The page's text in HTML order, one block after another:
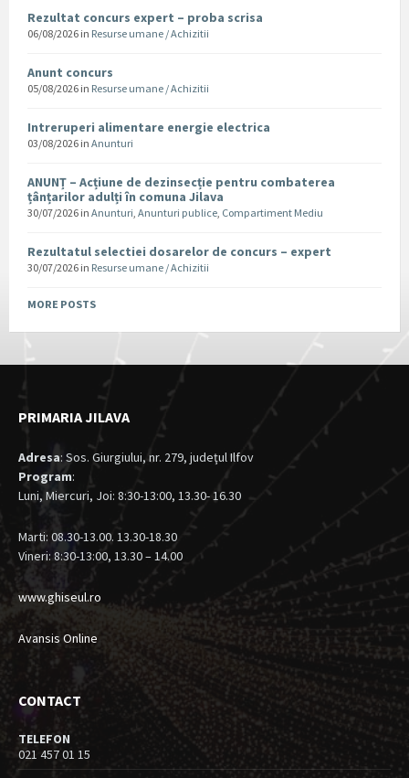
Rezultat concurs expert – proba scrisa
06/08/2026 in Resurse umane / Achizitii
Anunt concurs
05/08/2026 in Resurse umane / Achizitii
Intreruperi alimentare energie electrica
03/08/2026 in Anunturi
ANUNȚ – Acțiune de dezinsecție pentru combaterea
țânțarilor adulți în comuna Jilava
30/07/2026 in Anunturi, Anunturi publice, Compartiment Mediu
Rezultatul selectiei dosarelor de concurs – expert
30/07/2026 in Resurse umane / Achizitii
MORE POSTS
PRIMARIA JILAVA
Adresa: Sos. Giurgiului, nr. 279, judeţul Ilfov
Program:
Luni, Miercuri, Joi: 8:30-13:00, 13.30- 16.30
Marti: 08.30-13.00. 13.30-18.30
Vineri: 8:30-13:00, 13.30 – 14.00
www.ghiseul.ro
Avansis Online
CONTACT
TELEFON
021 457 01 15